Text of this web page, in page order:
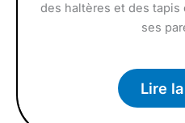
des haltères et des tapis
ses
Lire